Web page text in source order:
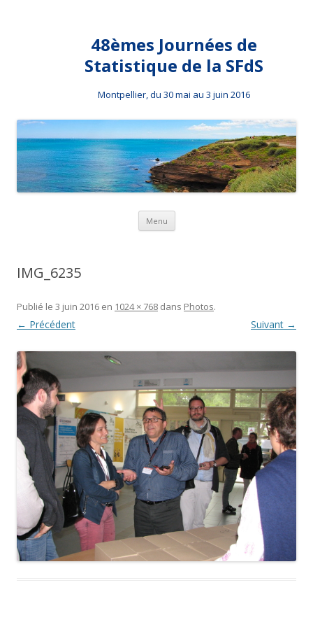
48èmes Journées de
Statistique de la SFdS
Montpellier, du 30 mai au 3 juin 2016
Menu Aller au contenu principal
IMG_6235
Publié le 3 juin 2016 en 1024 × 768 dans Photos.
← Précédent Suivant →